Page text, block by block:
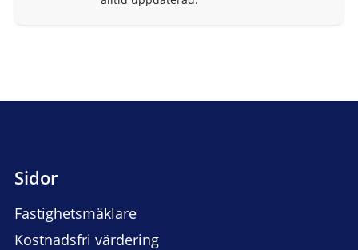
Sidor
Fastighetsmäklare
Kostnadsfri värdering